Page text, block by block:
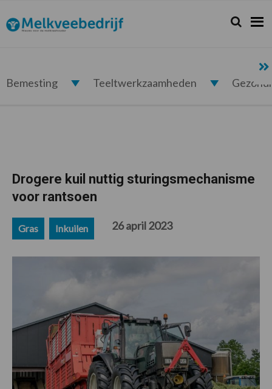
de
hoofdnavigatie
de
hoofd
de
eerste
de
voettekst
Melkveebedrijf.nl Zoeken...
Zoek
Bemesting Teeltwerkzaamheden
Drogere kuil nuttig sturingsmechanisme
voor rantsoen
Gras Inkuilen 26 april 2023